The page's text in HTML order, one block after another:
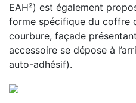
EAH²) est également
forme spécifique du coffre
courbure, façade
accessoire se dépose à
auto-adhésif).